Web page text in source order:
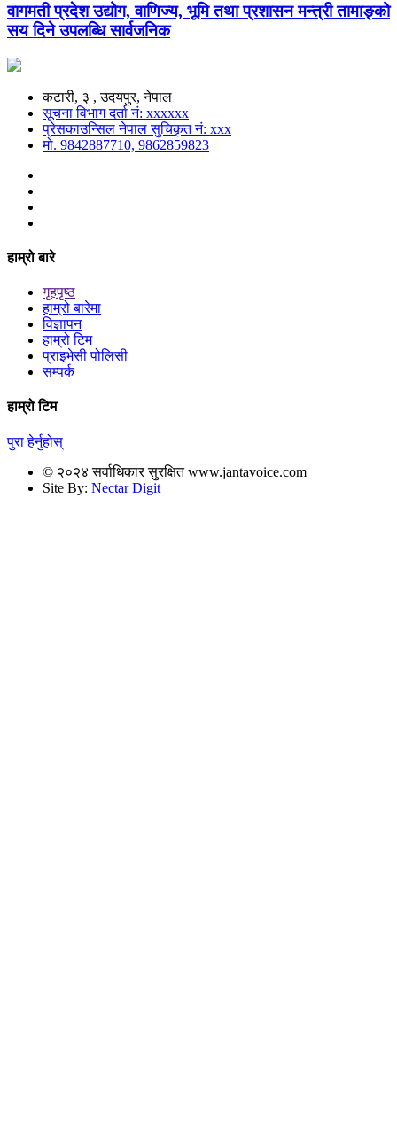
वागमती प्रदेश उद्योग, वाणिज्य, भूमि तथा प्रशासन मन्त्री तामाङ्को
सय दिने उपलब्धि सार्वजनिक
कटारी, ३ , उदयपुर, नेपाल
सूचना विभाग दर्ता नं: xxxxxx
प्रेसकाउन्सिल नेपाल सुचिकृत नं: xxx
मो. 9842887710, 9862859823
हाम्रो बारे
गृहपृष्ठ
हाम्रो बारेमा
विज्ञापन
हाम्रो टिम
प्राइभेसी पोलिसी
सम्पर्क
हाम्रो टिम
पुरा हेर्नुहोस्
© २०२४ सर्वाधिकार सुरक्षित www.jantavoice.com
Site By: Nectar Digit